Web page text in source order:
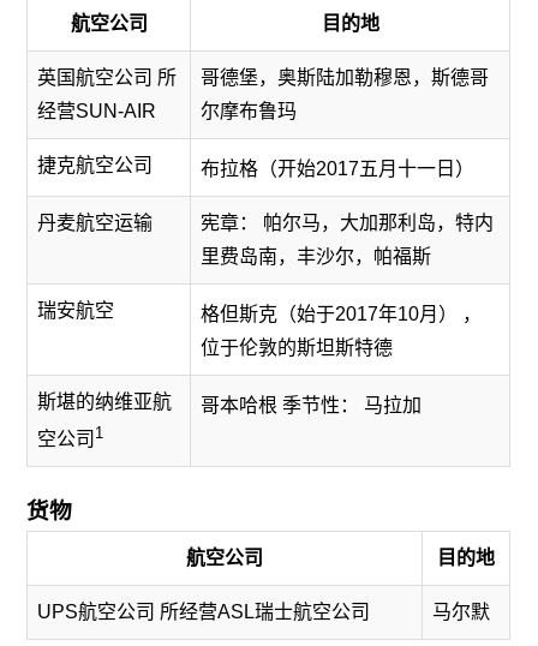
航空公司 目的地
英国航空公司 所
经营SUN-AIR
哥德堡，奥斯陆加勒穆恩，斯德哥
尔摩布鲁玛
捷克航空公司 布拉格（开始2017五月十一日）
丹麦航空运输
宪章： 帕尔马，大加那利岛，特内
里费岛南，丰沙尔，帕福斯
瑞安航空 格但斯克（始于2017年10月）
，
位于伦敦的斯坦斯特德
斯堪的纳维亚航
空公司 1
哥本哈根 季节性： 马拉加
货物
航空公司 目的地
UPS航空公司 所经营ASL瑞士航空公司 马尔默